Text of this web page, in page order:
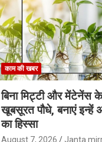
काम की खबर
बिना मिट्टी और मेंटेनेंस
खूबसूरत पौधे, बनाएं इन्‍हें
का हिस्‍सा
August 7, 2026 Janta